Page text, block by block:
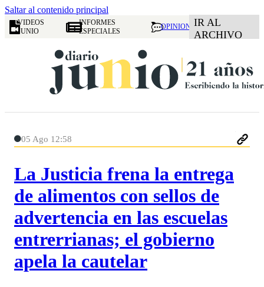
Saltar al contenido principal
VIDEOS
JUNIO
INFORMES
ESPECIALES
OPINION IR AL
ARCHIVO
05 Ago 12:58
La Justicia frena la entrega
de alimentos con sellos de
advertencia en las escuelas
entrerrianas; el gobierno
apela la cautelar